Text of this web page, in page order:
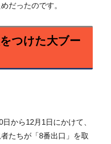
だったのです。
つけた大ブー
から12月1日にかけて、
たちが「8番出口」
を取